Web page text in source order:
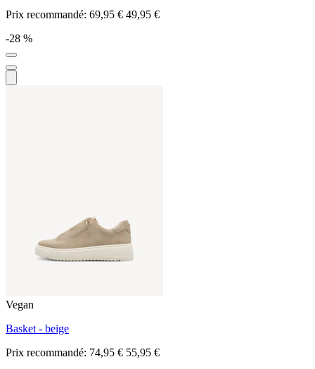
Prix recommandé: 69,95 € 49,95 €
-28 %
Vegan
Basket - beige
Prix recommandé: 74,95 € 55,95 €